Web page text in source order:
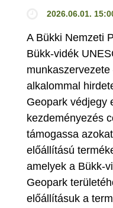
2026.06.01.
A Bükki Nemzeti
Bükk-vidék
alkalommal
Geopark védjegy
kezdeményezés
támogassa
előállítású
amelyek a Bükk-
Geopark
előállításuk a